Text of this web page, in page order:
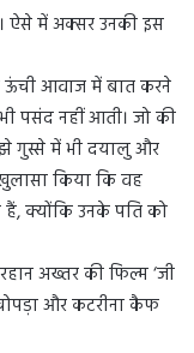
ऐसे में अक्सर उनकी इस
ऊंची आवाज में बात करने
पसंद नहीं आती। जो की
गुस्से में भी दयालु और
किया कि वह
क्योंकि उनके पति को
अख्तर की फिल्म ‘जी
और कटरीना कैफ